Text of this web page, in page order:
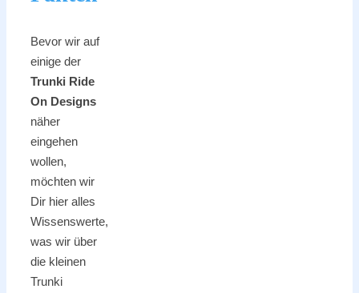
Bevor wir auf
einige der
Trunki Ride
On Designs
näher
eingehen
wollen,
möchten wir
Dir hier alles
Wissenswerte,
was wir über
die kleinen
Trunki